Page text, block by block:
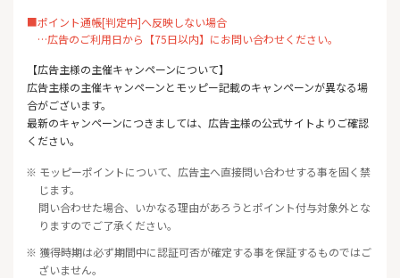
■ポイント通帳[判定中]へ反映しない場合
…広告のご利用日から【75日以内】にお問い合わせください。
【広告主様の主催キャンペーンについて】
広告主様の主催キャンペーンとモッピー記載のキャンペーンが異なる場
合がございます。
最新のキャンペーンにつきましては、広告主様の公式サイトよりご確認
ください。
※ モッピーポイントについて、広告主へ直接問い合わせする事を固く禁
じます。
問い合わせた場合、いかなる理由があろうとポイント付与対象外とな
りますのでご了承ください。
※ 獲得時期は必ず期間中に認証可否が確定する事を保証するものではご
ざいません。